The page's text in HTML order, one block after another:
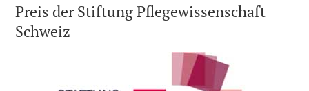
Preis der Stiftung Pflegewissenschaft
Schweiz